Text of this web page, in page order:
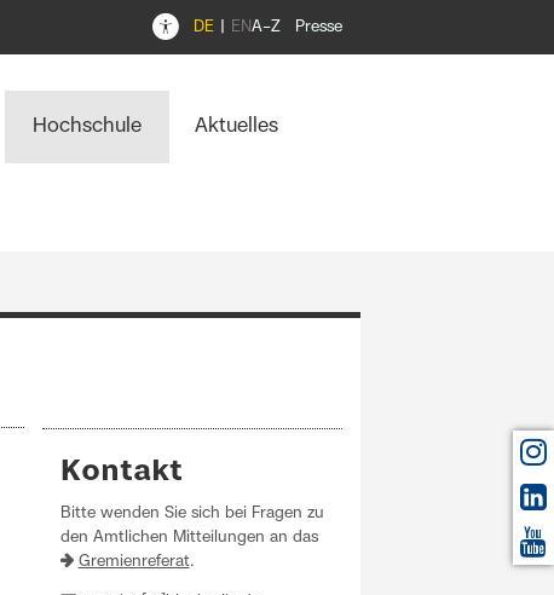
A–Z Presse
DE EN
Hochschule Aktuelles
Kontakt
Bitte wenden Sie sich bei Fragen zu
den Amtlichen Mitteilungen an das
Gremienreferat.